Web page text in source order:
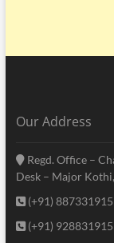
Our Address
Regd. Office –
Desk – Major
(+91)
(+91)